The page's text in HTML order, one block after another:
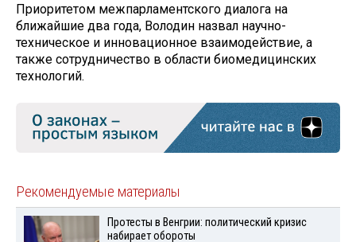
Приоритетом межпарламентского диалога на
ближайшие два года, Володин назвал научно-
техническое и инновационное взаимодействие, а
также сотрудничество в области биомедицинских
технологий.
Рекомендуемые материалы
Протесты в Венгрии: политический кризис
набирает обороты